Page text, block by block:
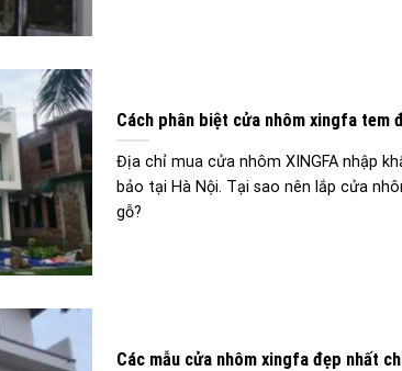
Cách phân biệt cửa nhôm xingfa tem
Địa chỉ mua cửa nhôm XINGFA nhập
bảo tại Hà Nội. Tại sao nên lắp cửa
gỗ?
Các mẫu cửa nhôm xingfa đẹp nhất